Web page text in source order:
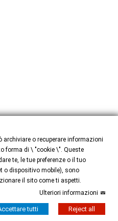
o recuperare informazioni
forma di \ "cookie \". Queste
te, le tue preferenze o il tuo
o dispositivo mobile), sono
il sito come ti aspetti.
Ulteriori informazioni
tutti Reject all